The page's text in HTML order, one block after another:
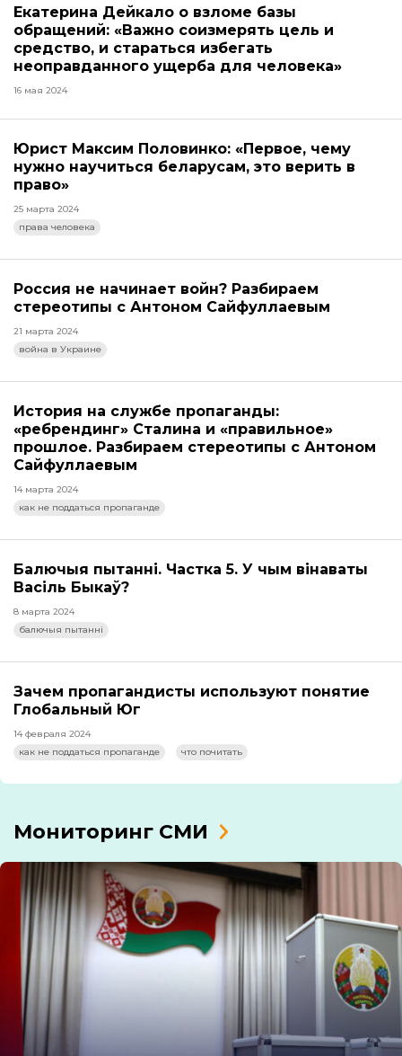
Екатерина Дейкало о взломе базы
обращений: «Важно соизмерять цель и
средство, и стараться избегать
неоправданного ущерба для человека»
16 мая 2024
Юрист Максим Половинко: «Первое, чему
нужно научиться беларусам, это верить в
право»
25 марта 2024
права человека
Россия не начинает войн? Разбираем
стереотипы с Антоном Сайфуллаевым
21 марта 2024
война в Украине
История на службе пропаганды:
«ребрендинг» Сталина и «правильное»
прошлое. Разбираем стереотипы с Антоном
Сайфуллаевым
14 марта 2024
как не поддаться пропаганде
Балючыя пытанні. Частка 5. У чым вінаваты
Васіль Быкаў?
8 марта 2024
балючыя пытанні
Зачем пропагандисты используют понятие
Глобальный Юг
14 февраля 2024
как не поддаться пропаганде
что почитать
Мониторинг СМИ